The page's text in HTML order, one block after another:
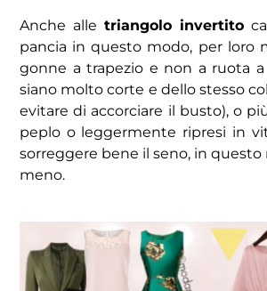
Anche alle triangolo invertito
pancia in questo modo, per loro
gonne a trapezio e non a ruota
siano molto corte e dello stesso
evitare di accorciare il busto), o
peplo o leggermente ripresi in
sorreggere bene il seno, in
meno.